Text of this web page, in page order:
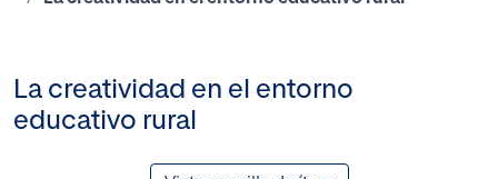
La creatividad en el entorno
educativo rural